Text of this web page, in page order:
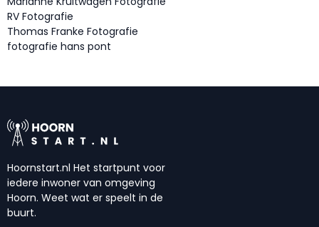
RV Fotografie
Thomas Franke Fotografie
fotografie hans pont
Hoornstart.nl Het startpunt voor
iedere inwoner van omgeving
Hoorn. Weet wat er speelt in de
buurt.